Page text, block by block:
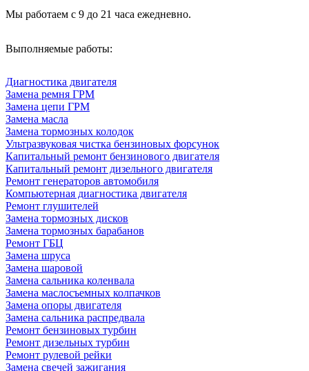
Мы работаем с 9 до 21 часа ежедневно.
Выполняемые работы:
Диагностика двигателя
Замена ремня ГРМ
Замена цепи ГРМ
Замена масла
Замена тормозных колодок
Ультразвуковая чистка бензиновых форсунок
Капитальный ремонт бензинового двигателя
Капитальный ремонт дизельного двигателя
Ремонт генераторов автомобиля
Компьютерная диагностика двигателя
Ремонт глушителей
Замена тормозных дисков
Замена тормозных барабанов
Ремонт ГБЦ
Замена шруса
Замена шаровой
Замена сальника коленвала
Замена маслосъемных колпачков
Замена опоры двигателя
Замена сальника распредвала
Ремонт бензиновых турбин
Ремонт дизельных турбин
Ремонт рулевой рейки
Замена свечей зажигания